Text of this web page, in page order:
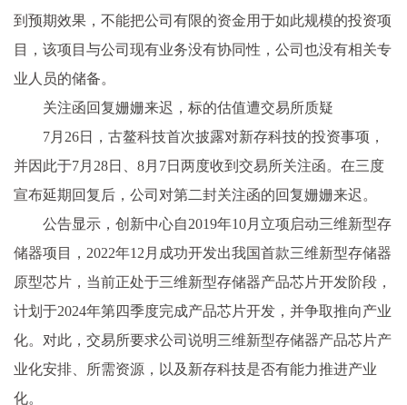
到预期效果，不能把公司有限的资金用于如此规模的投资项
目，该项目与公司现有业务没有协同性，公司也没有相关专
业人员的储备。
关注函回复姗姗来迟，标的估值遭交易所质疑
7月26日，古鳌科技首次披露对新存科技的投资事项，
并因此于7月28日、8月7日两度收到交易所关注函。在三度
宣布延期回复后，公司对第二封关注函的回复姗姗来迟。
公告显示，创新中心自2019年10月立项启动三维新型存
储器项目，2022年12月成功开发出我国首款三维新型存储器
原型芯片，当前正处于三维新型存储器产品芯片开发阶段，
计划于2024年第四季度完成产品芯片开发，并争取推向产业
化。对此，交易所要求公司说明三维新型存储器产品芯片产
业化安排、所需资源，以及新存科技是否有能力推进产业
化。